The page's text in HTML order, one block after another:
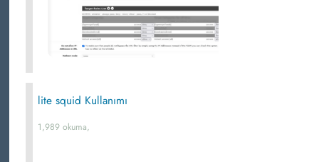
lite squid Kullanımı
1,989 okuma,